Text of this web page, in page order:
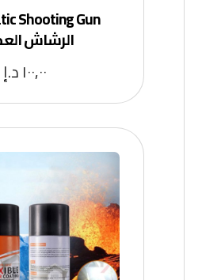
Shooting Gun
الرشاش
١٠٠,٠٠د.إ